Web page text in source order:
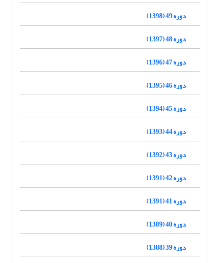
دوره 49 (1398)
دوره 48 (1397)
دوره 47 (1396)
دوره 46 (1395)
دوره 45 (1394)
دوره 44 (1393)
دوره 43 (1392)
دوره 42 (1391)
دوره 41 (1391)
دوره 40 (1389)
دوره 39 (1388)